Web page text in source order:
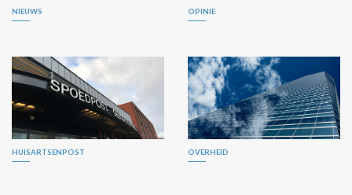
NIEUWS OPINIE
HUISARTSENPOST OVERHEID